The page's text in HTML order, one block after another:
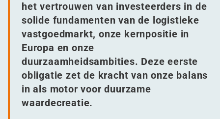
het vertrouwen van investeerders in de
solide fundamenten van de logistieke
vastgoedmarkt, onze kernpositie in
Europa en onze
duurzaamheidsambities. Deze eerste
obligatie zet de kracht van onze balans
in als motor voor duurzame
waardecreatie.